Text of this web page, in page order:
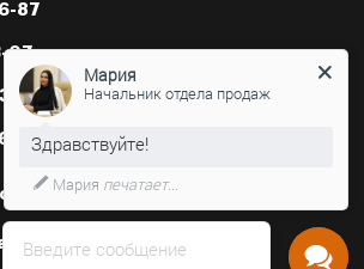
87
07
07
87
в РФ
Введите сообщение
Мария
Начальник отдела продаж
Здравствуйте!
Мария печатает...